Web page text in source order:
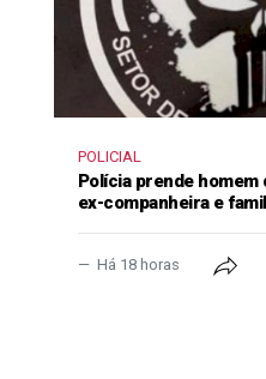
POLICIAL
Polícia prende homem
ex-companheira e
Há 18 horas